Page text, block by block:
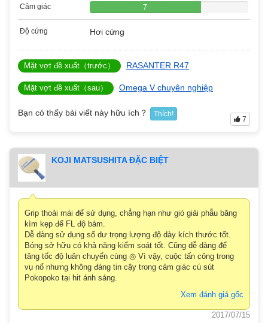
Cảm giác 7
Độ cứng Hơi cứng
Mặt vợt đề xuất（trước） RASANTER R47
Mặt vợt đề xuất（sau） Omega V chuyên nghiệp
Bạn có thấy bài viết này hữu ích？ Thích!
7
KOJI MATSUSHITA ĐẶC BIỆT
Grip thoải mái để sử dụng, chẳng hạn như gió giải phẫu băng
kìm kẹp để FL độ bám.
Dễ dàng sử dụng số dư trọng lượng độ dày kích thước tốt.
Bóng sở hữu có khả năng kiểm soát tốt. Cũng dễ dàng để
tăng tốc độ luân chuyển cùng ◎ Vì vậy, cuộc tấn công trong
vụ nổ nhưng không đáng tin cậy trong cảm giác cú sút
Pokopoko tại hit ánh sáng.
Xem đánh giá gốc
2017/07/15